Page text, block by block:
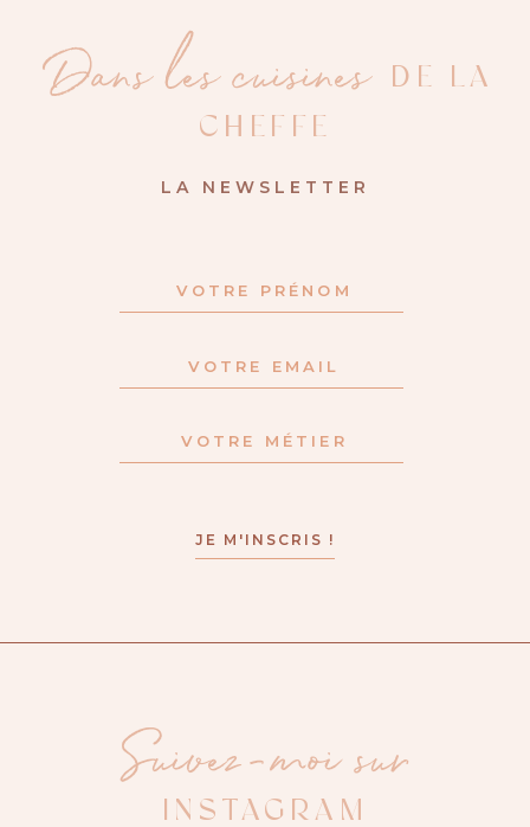
Dans les cuisines
DE LA
CHEFFE
LA NEWSLETTER
Suivez-moi sur
INSTAGRAM